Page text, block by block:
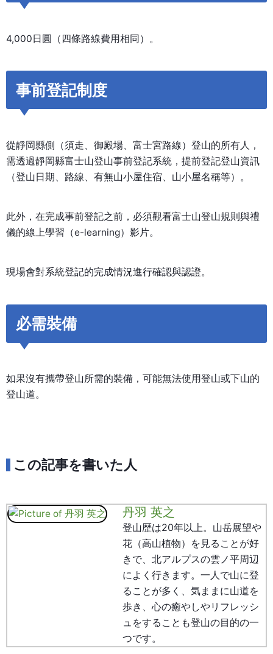
4,000日圓（四條路線費用相同）。
事前登記制度
從靜岡縣側（須走、御殿場、富士宮路線）登山的所有人，
需透過靜岡縣富士山登山事前登記系統，提前登記登山資訊
（登山日期、路線、有無山小屋住宿、山小屋名稱等）。
此外，在完成事前登記之前，必須觀看富士山登山規則與禮
儀的線上學習（e-learning）影片。
現場會對系統登記的完成情況進行確認與認證。
必需裝備
如果沒有攜帶登山所需的裝備，可能無法使用登山或下山的
登山道。
この記事を書いた人
丹羽 英之
登山歴は20年以上。山岳展望や
花（高山植物）を見ることが好
きで、北アルプスの雲ノ平周辺
によく行きます。一人で山に登
ることが多く、気ままに山道を
歩き、心の癒やしやリフレッシ
ュをすることも登山の目的の一
つです。